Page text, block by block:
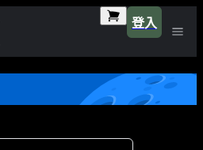
登入